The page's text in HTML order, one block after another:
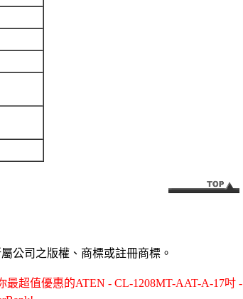
公司之版權、商標或註冊商標。
超值優惠的ATEN - CL-1208MT-AAT-A-17吋 -